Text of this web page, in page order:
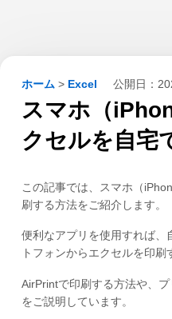
ホーム > Excel 公開日：
スマホ（
クセルを自宅
この記事では、スマホ（
刷する方法をご紹介します。
便利なアプリを使用すれば、
トフォンからエクセルを印刷
AirPrintで印刷する方法や、
をご説明しています。